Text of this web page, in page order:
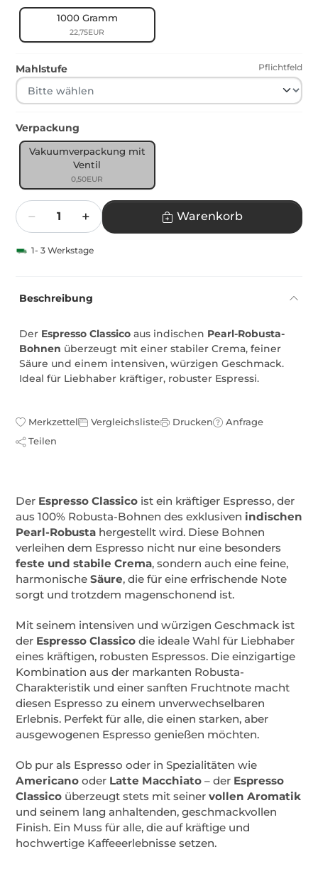
1000 Gramm
22,75EUR
Mahlstufe Pflichtfeld
Verpackung
Vakuumverpackung mit
Ventil
0,50EUR
Menge
Warenkorb
1- 3 Werkstage
Beschreibung
Der Espresso Classicoaus indischen Pearl-Robusta-
Bohnen überzeugt mit einer stabiler Crema, feiner
Säure und einem intensiven, würzigen Geschmack.
Ideal für Liebhaber kräftiger, robuster Espressi.
Merkzettel Vergleichsliste Drucken
Anfrage
Teilen
Der Espresso Classicoist ein kräftiger Espresso, der
aus 100% Robusta-Bohnen des exklusiven indischen
Pearl-Robustahergestellt wird. Diese Bohnen
verleihen dem Espresso nicht nur eine besonders
feste und stabile Crema, sondern auch eine feine,
harmonische Säure, die für eine erfrischende Note
sorgt und trotzdem magenschonend ist.
Mit seinem intensiven und würzigen Geschmack ist
der Espresso Classicodie ideale Wahl für Liebhaber
eines kräftigen, robusten Espressos. Die einzigartige
Kombination aus der markanten Robusta-
Charakteristik und einer sanften Fruchtnote macht
diesen Espresso zu einem unverwechselbaren
Erlebnis. Perfekt für alle, die einen starken, aber
ausgewogenen Espresso genießen möchten.
Ob pur als Espresso oder in Spezialitäten wie
Americanooder Latte Macchiato– der Espresso
Classicoüberzeugt stets mit seiner vollen Aromatik
und seinem lang anhaltenden, geschmackvollen
Finish. Ein Muss für alle, die auf kräftige und
hochwertige Kaffeeerlebnisse setzen.